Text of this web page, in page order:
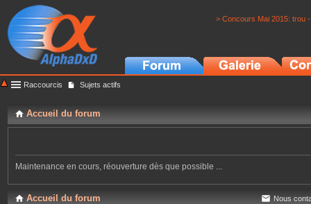
> Concours Mai 2015: trou
Raccourcis Sujets actifs
Accueil du forum
Maintenance en cours, réouverture dès que possible ...
Accueil du forum Nous